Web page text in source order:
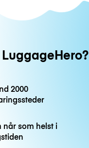
2000
når som helst i